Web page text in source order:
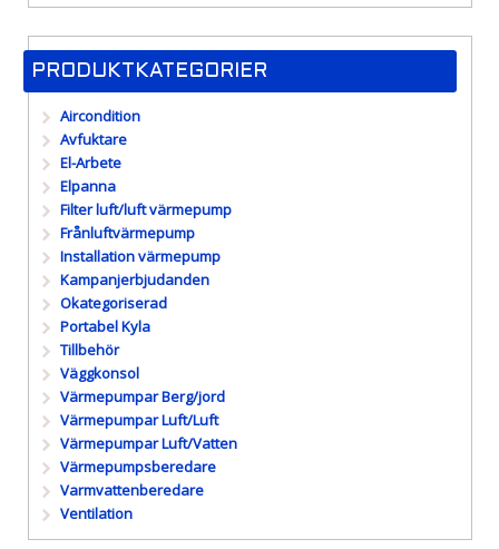
PRODUKTKATEGORIER
Aircondition
Avfuktare
El-Arbete
Elpanna
Filter luft/luft värmepump
Frånluftvärmepump
Installation värmepump
Kampanjerbjudanden
Okategoriserad
Portabel Kyla
Tillbehör
Väggkonsol
Värmepumpar Berg/jord
Värmepumpar Luft/Luft
Värmepumpar Luft/Vatten
Värmepumpsberedare
Varmvattenberedare
Ventilation